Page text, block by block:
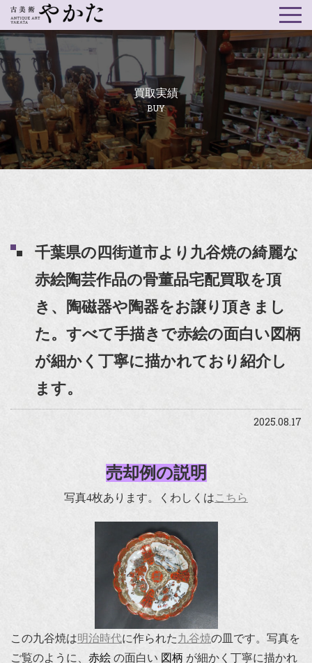
買取実績
BUY
千葉県の四街道市より九谷焼の綺麗な
赤絵陶芸作品の骨董品宅配買取を頂
き、陶磁器や陶器をお譲り頂きまし
た。すべて手描きで赤絵の面白い図柄
が細かく丁寧に描かれており紹介し
ます。
2025.08.17
売却例の説明
写真4枚あります。くわしくはこちら
この九谷焼は明治時代に作られた九谷焼の皿です。写真を
ご覧のように、 赤絵 の面白い 図柄 が細かく丁寧に描かれ